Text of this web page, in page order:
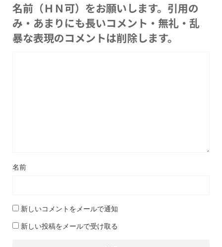
名前（ＨＮ可）をお願いします。引用の
み・あまりにも長いコメント・無礼・乱
暴な表現のコメントは削除します。
名前
新しいコメントをメールで通知
新しい投稿をメールで受け取る